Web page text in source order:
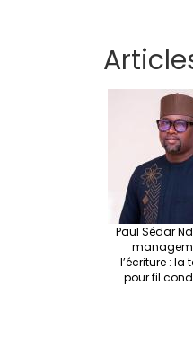
Paul Sédar
l’écriture : la
pour fil